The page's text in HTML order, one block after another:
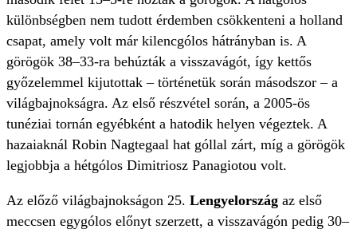
különbségben nem tudott érdemben csökkenteni a holland
csapat, amely volt már kilencgólos hátrányban is. A
görögök 38–33-ra behúzták a visszavágót, így kettős
győzelemmel kijutottak – történetük során másodszor – a
világbajnokságra. Az első részvétel során, a 2005-ös
tunéziai tornán egyébként a hatodik helyen végeztek. A
hazaiaknál Robin Nagtegaal hat góllal zárt, míg a görögök
legjobbja a hétgólos Dimitriosz Panagiotou volt.
Az előző világbajnokságon 25. Lengyelország az első
meccsen egygólos előnyt szerzett, a visszavágón pedig 30–